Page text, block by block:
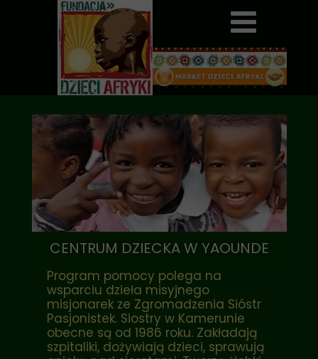
Program pomocy polega na
wsparciu dzieła misyjnego
misjonarek ze Zgromadzenia Sióstr
Pasjonistek. Siostry w Kamerunie
obecne są od 1986 roku. Zakładają
szpitaliki, dożywiają dzieci, sprawują
CENTRUM DZIECKA W YAOUNDE